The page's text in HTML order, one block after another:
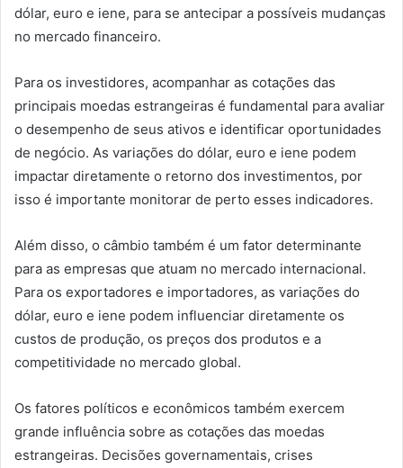
dólar, euro e iene, para se antecipar a possíveis mudanças
no mercado financeiro.
Para os investidores, acompanhar as cotações das
principais moedas estrangeiras é fundamental para avaliar
o desempenho de seus ativos e identificar oportunidades
de negócio. As variações do dólar, euro e iene podem
impactar diretamente o retorno dos investimentos, por
isso é importante monitorar de perto esses indicadores.
Além disso, o câmbio também é um fator determinante
para as empresas que atuam no mercado internacional.
Para os exportadores e importadores, as variações do
dólar, euro e iene podem influenciar diretamente os
custos de produção, os preços dos produtos e a
competitividade no mercado global.
Os fatores políticos e econômicos também exercem
grande influência sobre as cotações das moedas
estrangeiras. Decisões governamentais, crises